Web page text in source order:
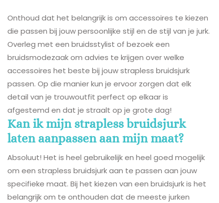
Onthoud dat het belangrijk is om accessoires te kiezen
die passen bij jouw persoonlijke stijl en de stijl van je jurk.
Overleg met een bruidsstylist of bezoek een
bruidsmodezaak om advies te krijgen over welke
accessoires het beste bij jouw strapless bruidsjurk
passen. Op die manier kun je ervoor zorgen dat elk
detail van je trouwoutfit perfect op elkaar is
afgestemd en dat je straalt op je grote dag!
Kan ik mijn strapless bruidsjurk
laten aanpassen aan mijn maat?
Absoluut! Het is heel gebruikelijk en heel goed mogelijk
om een strapless bruidsjurk aan te passen aan jouw
specifieke maat. Bij het kiezen van een bruidsjurk is het
belangrijk om te onthouden dat de meeste jurken